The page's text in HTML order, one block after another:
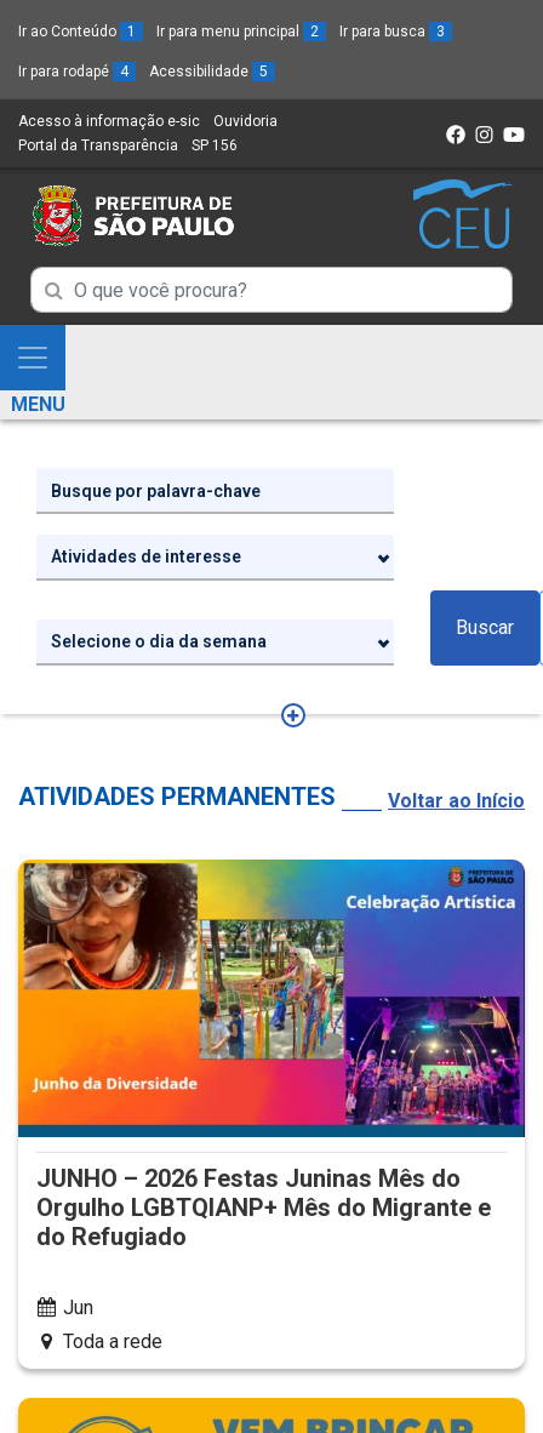
Ir ao Conteúdo 1 Ir para menu principal 2 Ir para busca 3
Ir para rodapé 4 Acessibilidade 5
Acesso à informação e-sic (Link
para
novo
sítio)
Ouvidoria
Portal da Transparência (Link
um
novo
SP 156
Campo
de
Busca
de
Campo
de
de
informações
Mostra
e
Esconde
Menu
MENU
Atividades de interesse
Selecione o dia da semana
Buscar
ATIVIDADES PERMANENTES Voltar ao Início
JUNHO – 2026 Festas Juninas Mês do
Orgulho LGBTQIANP+ Mês do Migrante e
do Refugiado
Jun
Toda a rede